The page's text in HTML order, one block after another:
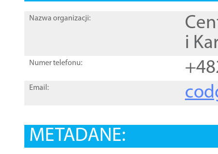
Nazwa organizacji:
i
Numer telefonu:
Email:
METADANE: